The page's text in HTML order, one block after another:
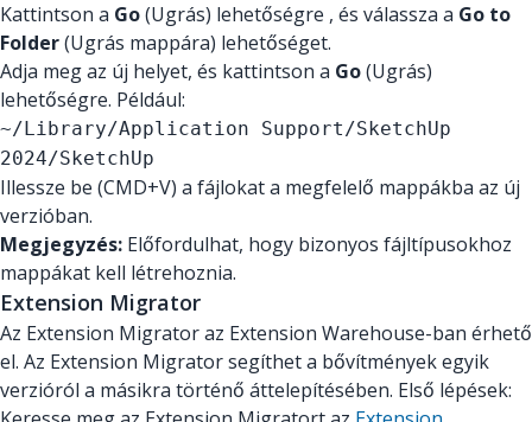
Kattintson a Go(Ugrás) lehetőségre , és válassza a Go to
Folder(Ugrás mappára) lehetőséget.
Adja meg az új helyet, és kattintson a Go(Ugrás)
lehetőségre. Például:
~/Library/Application Support/SketchUp
2024/SketchUp
Illessze be (CMD+V) a fájlokat a megfelelő mappákba az új
verzióban.
Megjegyzés: Előfordulhat, hogy bizonyos fájltípusokhoz
mappákat kell létrehoznia.
Extension Migrator
Az Extension Migrator az Extension Warehouse-ban érhető
el. Az Extension Migrator segíthet a bővítmények egyik
verzióról a másikra történő áttelepítésében. Első lépések: